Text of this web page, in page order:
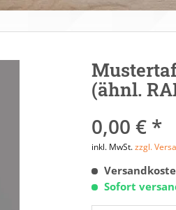
(ähnl.
0,00 € *
inkl. MwSt.zzgl.
Sofort